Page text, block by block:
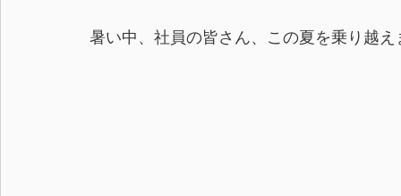
暑い中、社員の皆さん、この夏を乗り越え